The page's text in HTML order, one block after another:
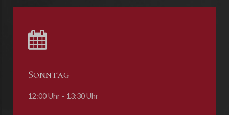
Sonntag
12:00 Uhr - 13:30 Uhr